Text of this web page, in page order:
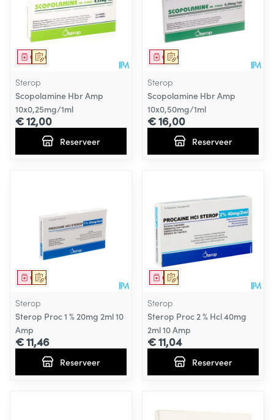
Op voorschrift
Geneesmiddel
Sterop
Scopolamine Hbr Amp
10x0,25mg/1ml
€ 12,00
Reserveer
Op voorschrift
Geneesmiddel
Sterop
Scopolamine Hbr Amp
10x0,50mg/1ml
€ 16,00
Reserveer
Op voorschrift
Geneesmiddel
Sterop
Sterop Proc 1 % 20mg 2ml 10
Amp
€ 11,46
Reserveer
Op voorschrift
Geneesmiddel
Sterop
Sterop Proc 2 % Hcl 40mg
2ml 10 Amp
€ 11,04
Reserveer